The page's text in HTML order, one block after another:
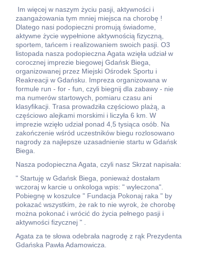
Im więcej w naszym życiu pasji, aktywności i
zaangażowania tym mniej miejsca na chorobę !
Dlatego nasi podopieczni promują świadome,
aktywne życie wypełnione aktywnością fizyczną,
sportem, tańcem i realizowaniem swoich pasji. O3
listopada nasza podopieczna Agata wzięła udział w
corocznej imprezie biegowej Gdańsk Biega,
organizowanej przez Miejski Ośrodek Sportu i
Reakreacji w Gdańsku. Impreza organizowana w
formule run - for - fun, czyli biegnij dla zabawy - nie
ma numerów startowych, pomiaru czasu ani
klasyfikacji. Trasa prowadziła częściowo plażą, a
częściowo alejkami morskimi i liczyła 6 km. W
imprezie wzięło udział ponad 4,5 tysiąca osób. Na
zakończenie wśród uczestników biegu rozlosowano
nagrody za najlepsze uzasadnienie startu w Gdańsk
Biega.
Nasza podopieczna Agata, czyli nasz Skrzat napisała:
" Startuję w Gdańsk Biega, ponieważ dostałam
wczoraj w karcie u onkologa wpis: " wyleczona".
Pobiegnę w koszulce " Fundacja Pokonaj raka " by
pokazać wszystkim, że rak to nie wyrok, że chorobę
można pokonać i wrócić do życia pełnego pasji i
aktywności fizycznej " .
Agata za te słowa odebrała nagrodę z rąk Prezydenta
Gdańska Pawła Adamowicza.